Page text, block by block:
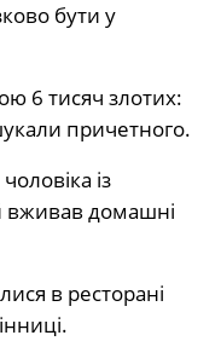
бути у
6 тисяч злотих:
причетного.
із
вживав домашні
в ресторані